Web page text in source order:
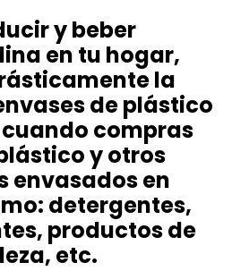
y beber
en tu hogar,
la
de plástico
compras
y otros
envasados en
detergentes,
productos de
etc.